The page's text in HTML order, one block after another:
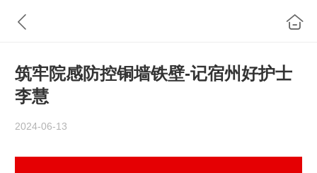
筑牢院感防控铜墙铁壁-记宿州好护士
李慧
2024-06-13